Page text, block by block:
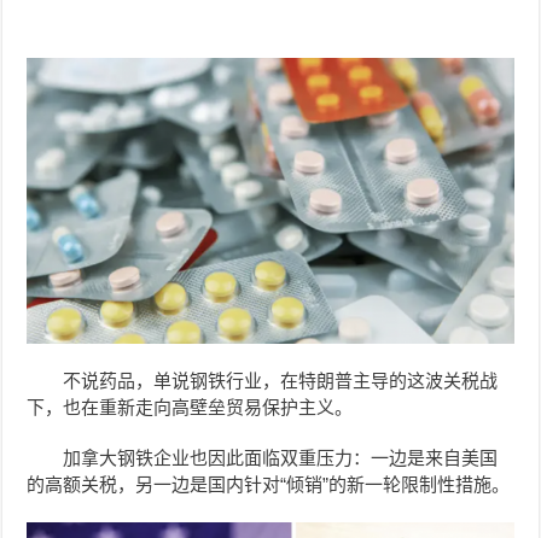
不说药品，单说钢铁行业，在特朗普主导的这波关税战
下，也在重新走向高壁垒贸易保护主义。
加拿大钢铁企业也因此面临双重压力：一边是来自美国
的高额关税，另一边是国内针对“倾销”的新一轮限制性措施。